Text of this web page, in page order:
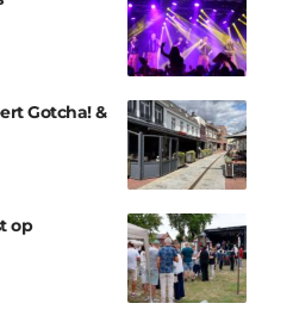
Gotcha! &
op